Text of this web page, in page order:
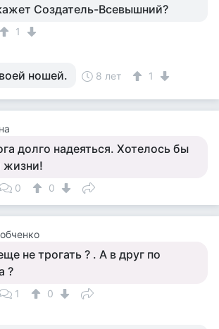
Создатель-Всевышний?
1
ношей. 8 лет 1
долго надеяться. Хотелось бы
жизни!
0 0
не трогать ? . А в друг по
?
1 0